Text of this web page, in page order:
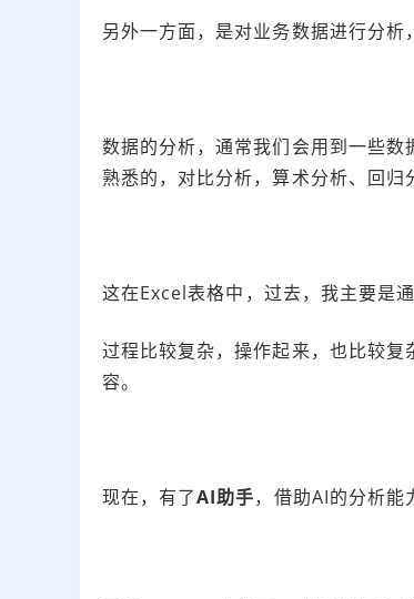
另外一方面，是对业务数据进行分析
数据的分析，通常我们会用到一些
熟悉的，对比分析，算术分析、回归
这在Excel表格中，过去，我主要是
过程比较复杂，操作起来，也比较
容。
现在，有了AI助手，借助AI的分析能